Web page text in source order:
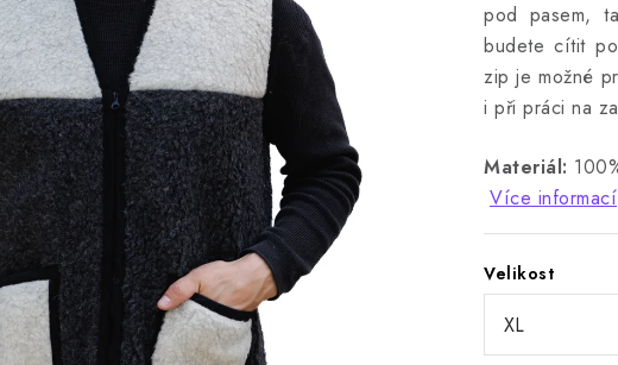
pod pasem,
budete cítit
zip je možné
i při práci na
Materiál:
Více informací
Velikost